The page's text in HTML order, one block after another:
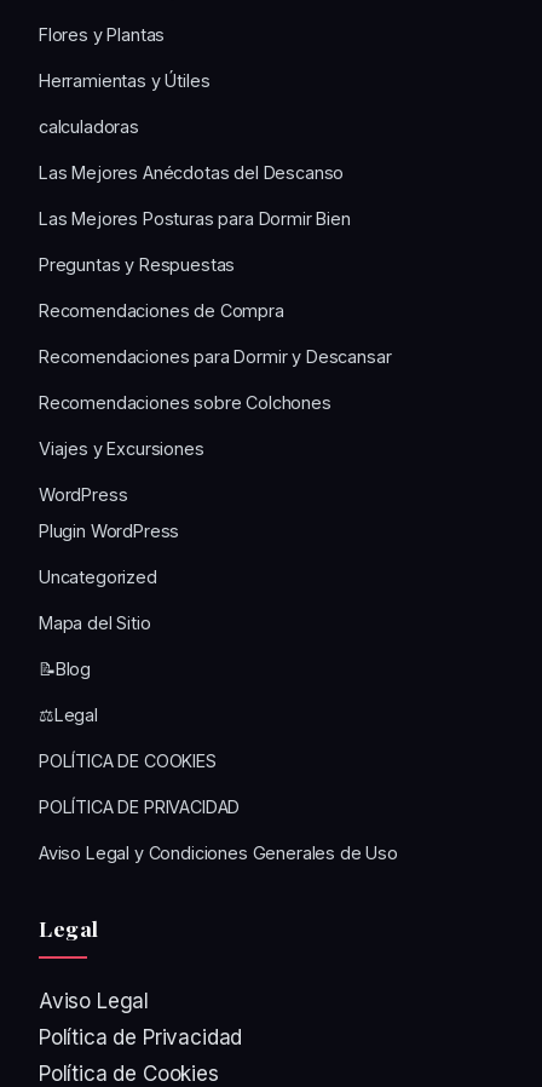
Flores y Plantas
Herramientas y Útiles
calculadoras
Las Mejores Anécdotas del Descanso
Las Mejores Posturas para Dormir Bien
Preguntas y Respuestas
Recomendaciones de Compra
Recomendaciones para Dormir y Descansar
Recomendaciones sobre Colchones
Viajes y Excursiones
WordPress
Plugin WordPress
Uncategorized
Mapa del Sitio
📝Blog
⚖️Legal
POLÍTICA DE COOKIES
POLÍTICA DE PRIVACIDAD
Aviso Legal y Condiciones Generales de Uso
Legal
Aviso Legal
Política de Privacidad
Política de Cookies